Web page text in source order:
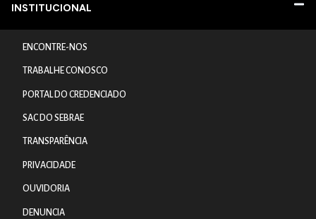
INSTITUCIONAL
ENCONTRE-NOS
TRABALHE CONOSCO
PORTAL DO CREDENCIADO
SAC DO SEBRAE
TRANSPARÊNCIA
PRIVACIDADE
OUVIDORIA
DENUNCIA